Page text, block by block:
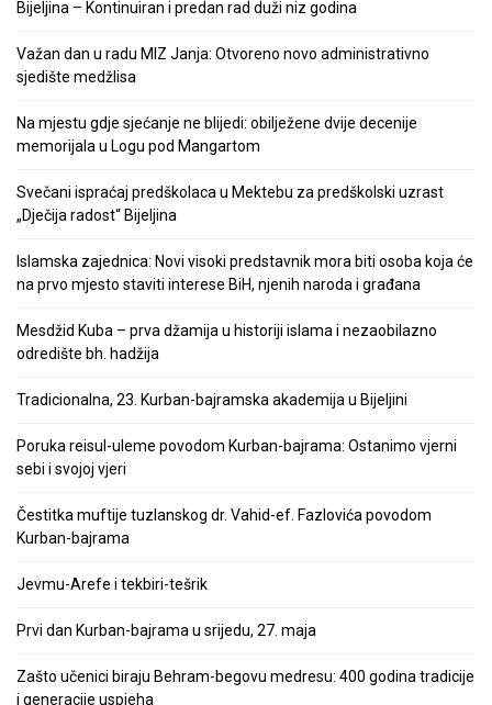
Bijeljina – Kontinuiran i predan rad duži niz godina
Važan dan u radu MIZ Janja: Otvoreno novo administrativno
sjedište medžlisa
Na mjestu gdje sjećanje ne blijedi: obilježene dvije decenije
memorijala u Logu pod Mangartom
Svečani ispraćaj predškolaca u Mektebu za predškolski uzrast
„Dječija radost“ Bijeljina
Islamska zajednica: Novi visoki predstavnik mora biti osoba koja će
na prvo mjesto staviti interese BiH, njenih naroda i građana
Mesdžid Kuba – prva džamija u historiji islama i nezaobilazno
odredište bh. hadžija
Tradicionalna, 23. Kurban-bajramska akademija u Bijeljini
Poruka reisul-uleme povodom Kurban-bajrama: Ostanimo vjerni
sebi i svojoj vjeri
Čestitka muftije tuzlanskog dr. Vahid-ef. Fazlovića povodom
Kurban-bajrama
Jevmu-Arefe i tekbiri-tešrik
Prvi dan Kurban-bajrama u srijedu, 27. maja
Zašto učenici biraju Behram-begovu medresu: 400 godina tradicije
i generacije uspjeha